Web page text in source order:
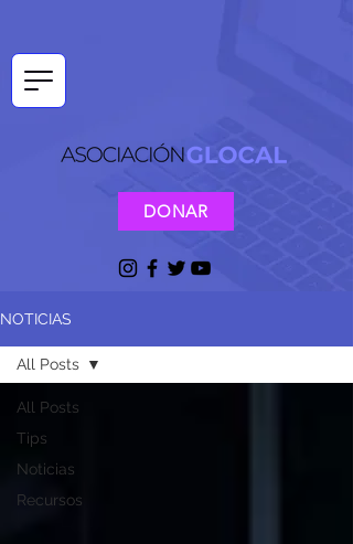
DONAR
NOTICIAS
All Posts
Tips
Noticias
Recursos
All Posts